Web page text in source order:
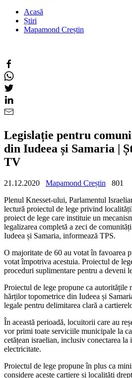
Acasă
Știri
Mapamond Creștin
Legislație pentru
din Iudeea și Samaria |
TV
21.12.2020 Mapamond Creștin
801
Plenul Knesset-ului, Parlamentul
lectură proiectul de lege privind
proiect de lege care instituie un
legalizarea completă a zeci de
Iudeea și Samaria, informează TPS.
O majoritate de 60 au votat în favoarea
votat împotriva acestuia. Proiectul de
proceduri suplimentare pentru a deveni
Proiectul de lege propune ca autoritățile
hărților topometrice din Iudeea și
legale pentru delimitarea clară a
În această perioadă, locuitorii care au
vor primi toate serviciile municipale la
cetățean israelian, inclusiv conectarea la
electricitate.
Proiectul de lege propune în plus ca
considere aceste cartiere și localități